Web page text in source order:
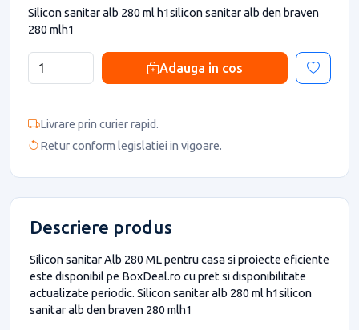
Silicon sanitar alb 280 ml h1silicon sanitar alb den braven
280 mlh1
Adauga in cos
Livrare prin curier rapid.
Retur conform legislatiei in vigoare.
Descriere produs
Silicon sanitar Alb 280 ML pentru casa si proiecte eficiente
este disponibil pe BoxDeal.ro cu pret si disponibilitate
actualizate periodic. Silicon sanitar alb 280 ml h1silicon
sanitar alb den braven 280 mlh1